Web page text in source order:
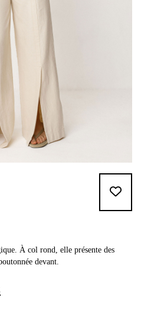
À col rond, elle présente des
devant.